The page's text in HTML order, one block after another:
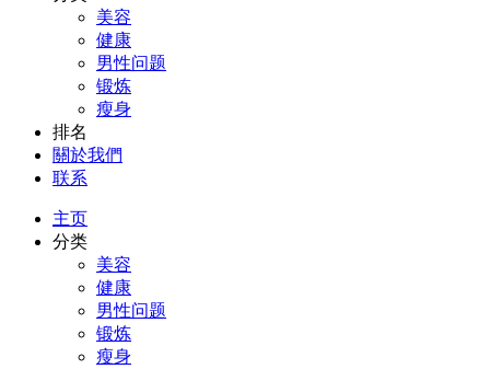
美容
健康
男性问题
锻炼
瘦身
排名
關於我們
联系
主页
分类
美容
健康
男性问题
锻炼
瘦身